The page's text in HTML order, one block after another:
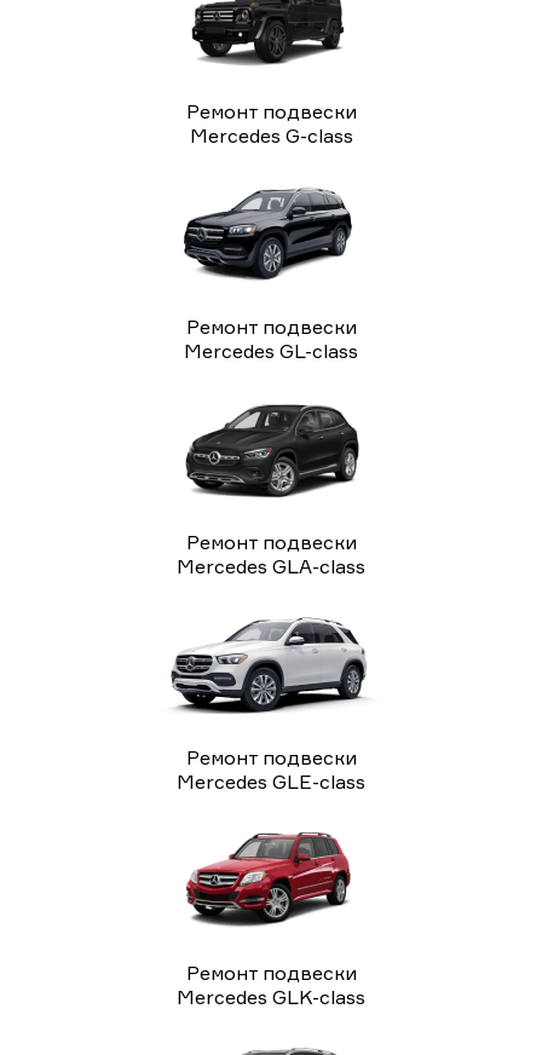
Ремонт подвески
Mercedes G-class
Ремонт подвески
Mercedes GL-class
Ремонт подвески
Mercedes GLA-class
Ремонт подвески
Mercedes GLE-class
Ремонт подвески
Mercedes GLK-class